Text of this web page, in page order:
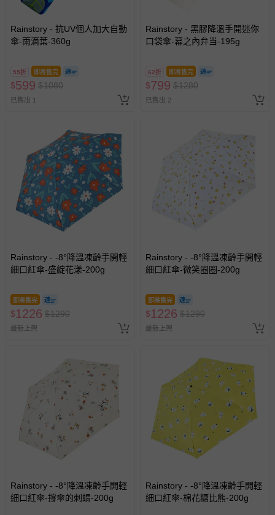
瑕疵退換貨所產生的運費，將由媽咪愛負責處理，若非瑕疵
退貨，您可至『查詢訂單』>『已出貨』中查詢該筆訂單，
至媽咪愛 LINE@客服ID: @mamilove我們將依序為您處理
與服務，謝謝。
留商品未達活動門檻，將以原價計算，活動贈品亦需一併退
回。
部分商品依據消費者保護法的規定，不適用七天鑑賞期/猶
豫期範圍：
易於腐敗、保存期限較短或解約時即將逾期（例如生鮮
商品、食品等）。
報紙、期刊或雜誌（惟書籍如經拆封、使用，則酌收整
新費用）。
等）。
非以有形媒介提供之數位內容或一經提供即為完成之線
上服務，經消費者事先同意始提供（例如線上課程、遊
已拆封之以下類型商品：
-個人衛生用品（例如尿布、貼身衣物、泳裝、襪子、地
墊、寢具類等）。
-新生兒親膚衣物（嬰幼兒包巾與背巾、包屁衣、學習
褲、紗布衣等）。
-接觸性孕哺產品（奶嘴、奶瓶、擠乳器、哺乳衣、托腹
帶束縛衣、餐搖椅等）。
-其他原廠盒裝商品封口處已貼上「不可拆封」，或具警
國際航空、客運、訂房等服務。
Rainstory - 抗UV個人加大自動
傘-雨滴葉-360g
55折 即將售完
$599 $1080
已售出 1
Rainstory - 黑膠降溫手開迷你
口袋傘-幕之內弁当-195g
62折 即將售完
$799 $1280
已售出 2
Rainstory - -8°降溫凍齡手開輕
細口紅傘-盛綻花漾-200g
即將售完
$1226 $1290
最新上架
Rainstory - -8°降溫凍齡手開輕
細口紅傘-微笑圈圈-200g
即將售完
$1226 $1290
最新上架
Rainstory - -8°降溫凍齡手開輕
細口紅傘-撐傘的刺蝟-200g
Rainstory - -8°降溫凍齡手開輕
細口紅傘-棉花糖比熊-200g